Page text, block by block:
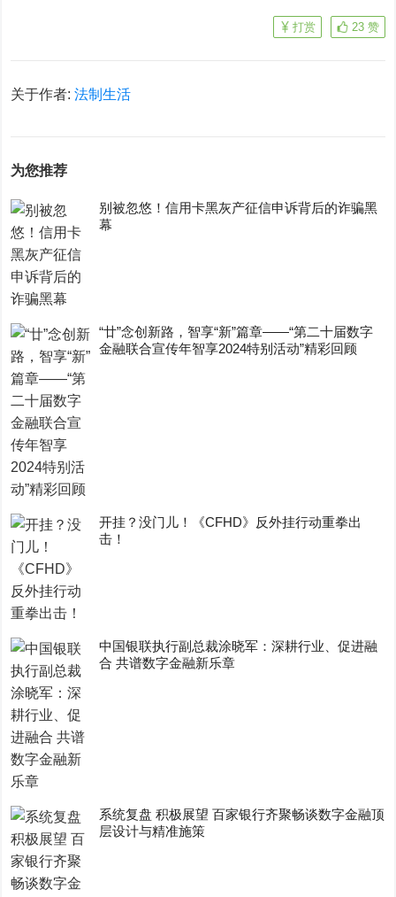
23 赞
打赏
关于作者:法制生活
为您推荐
别被忽悠！信用卡黑灰产征信申诉背后的诈骗黑
幕
“廿”念创新路，智享“新”篇章——“第二十届数字
金融联合宣传年智享2024特别活动”精彩回顾
开挂？没门儿！《CFHD》反外挂行动重拳出
击！
中国银联执行副总裁涂晓军：深耕行业、促进融
合 共谱数字金融新乐章
系统复盘 积极展望 百家银行齐聚畅谈数字金融顶
层设计与精准施策